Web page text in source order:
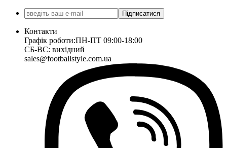
Підписатися
Контакти
Графік роботи:ПН-ПТ 09:00-18:00
СБ-ВС: вихідний
sales@footballstyle.com.ua